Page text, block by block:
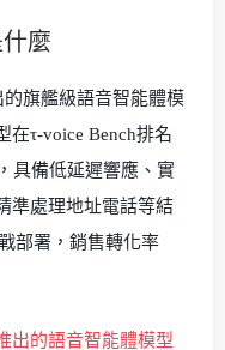
什麼
的旗艦級語音智能體模
在τ-voice Bench排名
具備低延遲響應、實
準處理地址電話等結
部署，銷售轉化率